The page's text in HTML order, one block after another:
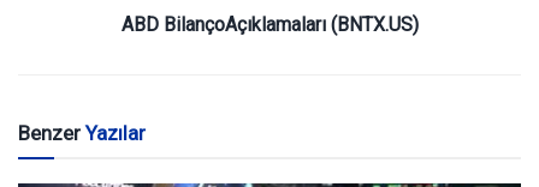
ABD BilançoAçıklamaları (BNTX.US)
BenzerYazılar